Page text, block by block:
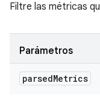
Filtre las métricas
Parámetros
parsedMetrics